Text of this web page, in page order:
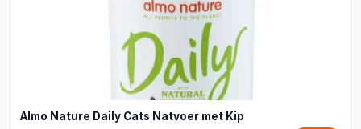
Almo Nature Daily Cats Natvoer met Kip